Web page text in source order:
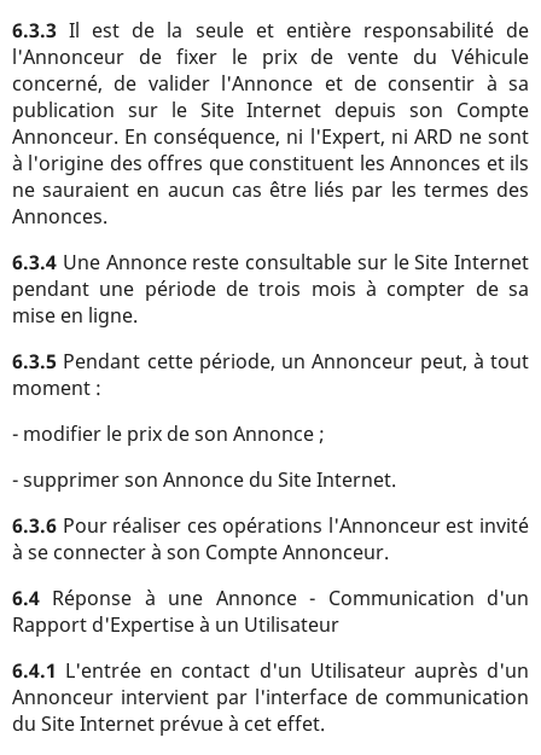
6.3.3 Il est de la seule et entière responsabilité de
l'Annonceur de fixer le prix de vente du Véhicule
concerné, de valider l'Annonce et de consentir à sa
publication sur le Site Internet depuis son Compte
Annonceur. En conséquence, ni l'Expert, ni ARD ne sont
à l'origine des offres que constituent les Annonces et ils
ne sauraient en aucun cas être liés par les termes des
Annonces.
6.3.4 Une Annonce reste consultable sur le Site Internet
pendant une période de trois mois à compter de sa
mise en ligne.
6.3.5 Pendant cette période, un Annonceur peut, à tout
moment :
- modifier le prix de son Annonce ;
- supprimer son Annonce du Site Internet.
6.3.6 Pour réaliser ces opérations l'Annonceur est invité
à se connecter à son Compte Annonceur.
6.4 Réponse à une Annonce - Communication d'un
Rapport d'Expertise à un Utilisateur
6.4.1 L'entrée en contact d'un Utilisateur auprès d'un
Annonceur intervient par l'interface de communication
du Site Internet prévue à cet effet.